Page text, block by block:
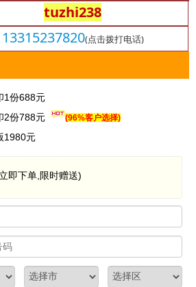
tuzhi238
13315237820(点击拨打电话)